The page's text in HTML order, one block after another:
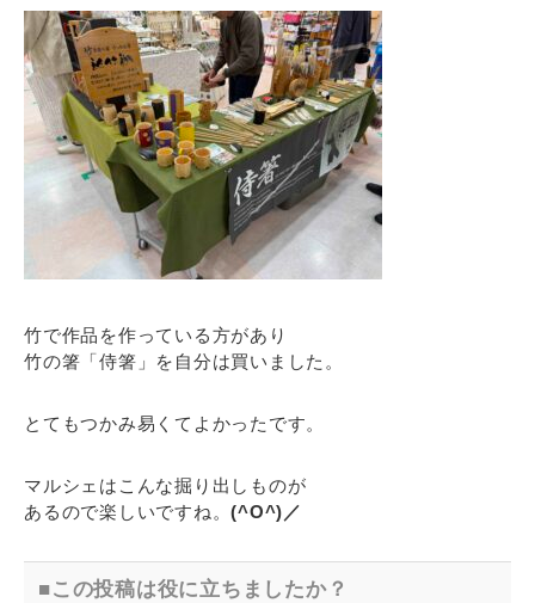
竹で作品を作っている方があり
竹の箸「侍箸」を自分は買いました。
とてもつかみ易くてよかったです。
マルシェはこんな掘り出しものが
あるので楽しいですね。(^O^)／
この投稿は役に立ちましたか？